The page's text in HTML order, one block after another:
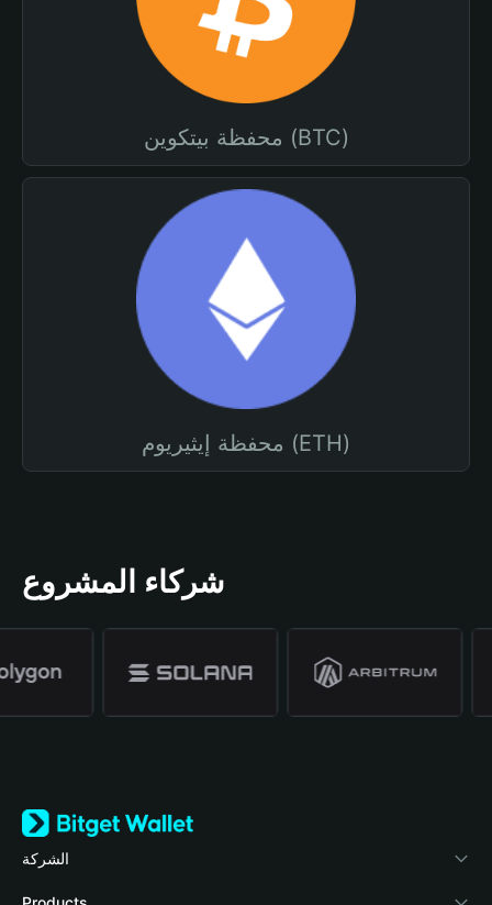
محفظة بيتكوين (BTC)
محفظة إيثيريوم (ETH)
شركاء المشروع
الشركة